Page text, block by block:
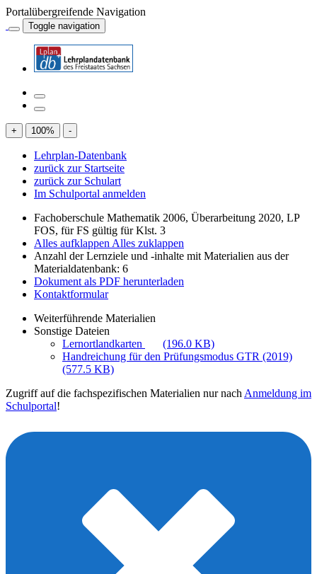
Portalübergreifende Navigation
Toggle navigation
+ 100% -
Lehrplan-Datenbank
zurück zur Startseite
zurück zur Schulart
Im Schulportal anmelden
Fachoberschule Mathematik 2006, Überarbeitung 2020, LP
FOS, für FS gültig für Klst. 3
Alles aufklappen Alles zuklappen
Anzahl der Lernziele und -inhalte mit Materialien aus der
Materialdatenbank: 6
Dokument als PDF herunterladen
Kontaktformular
Weiterführende Materialien
Sonstige Dateien
Lernortlandkarten
(196.0 KB)
Handreichung für den Prüfungsmodus GTR (2019)
(577.5 KB)
Zugriff auf die fachspezifischen Materialien nur nach Anmeldung im
Schulportal!